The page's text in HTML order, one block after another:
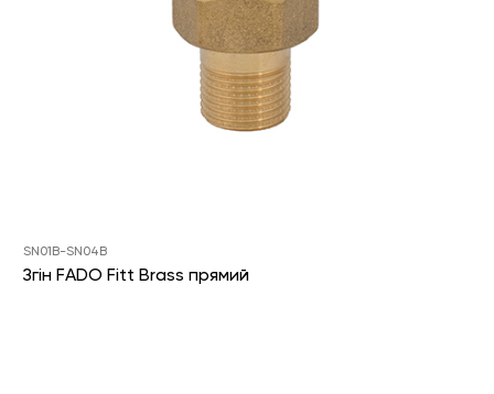
SN01B-SN04B
Згін FADO Fitt Brass прямий